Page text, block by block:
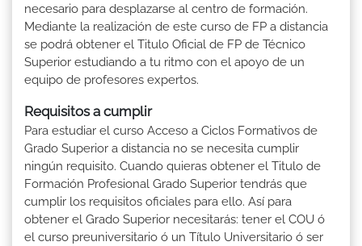
necesario para desplazarse al centro de formación.
Mediante la realización de este curso de FP a distancia
se podrá obtener el Titulo Oficial de FP de Técnico
Superior estudiando a tu ritmo con el apoyo de un
equipo de profesores expertos.
Requisitos a cumplir
Para estudiar el curso Acceso a Ciclos Formativos de
Grado Superior a distancia no se necesita cumplir
ningún requisito. Cuando quieras obtener el Titulo de
Formación Profesional Grado Superior tendrás que
cumplir los requisitos oficiales para ello. Así para
obtener el Grado Superior necesitarás: tener el COU ó
el curso preuniversitario ó un Título Universitario ó ser